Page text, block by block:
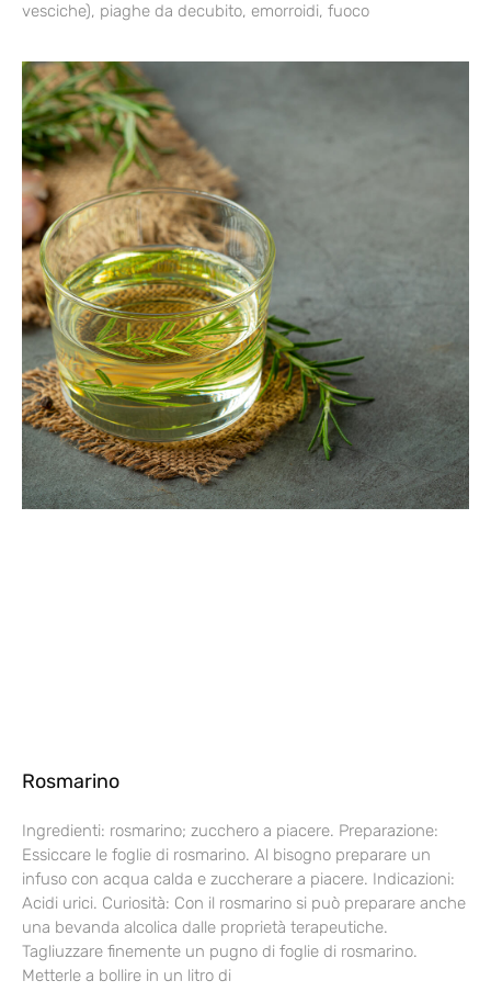
vesciche), piaghe da decubito, emorroidi, fuoco
Rosmarino
Ingredienti: rosmarino; zucchero a piacere. Preparazione:
Essiccare le foglie di rosmarino. Al bisogno preparare un
infuso con acqua calda e zuccherare a piacere. Indicazioni:
Acidi urici. Curiosità: Con il rosmarino si può preparare anche
una bevanda alcolica dalle proprietà terapeutiche.
Tagliuzzare finemente un pugno di foglie di rosmarino.
Metterle a bollire in un litro di